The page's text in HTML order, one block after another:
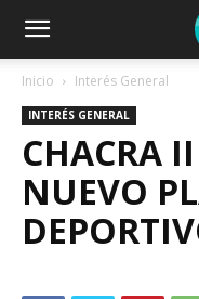
Inicio Interés General
INTERÉS GENERAL
CHACRA
NUEVO